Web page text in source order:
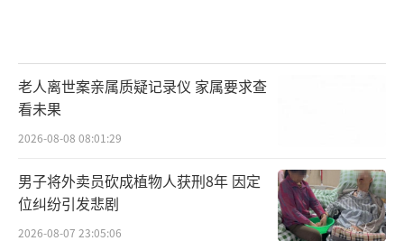
老人离世案亲属质疑记录仪 家属要求查
看未果
2026-08-08 08:01:29
男子将外卖员砍成植物人获刑8年 因定
位纠纷引发悲剧
2026-08-07 23:05:06